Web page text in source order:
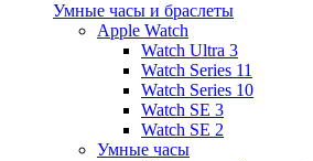
Умные часы и браслеты
Apple Watch
Watch Ultra 3
Watch Series 11
Watch Series 10
Watch SE 3
Watch SE 2
Умные часы